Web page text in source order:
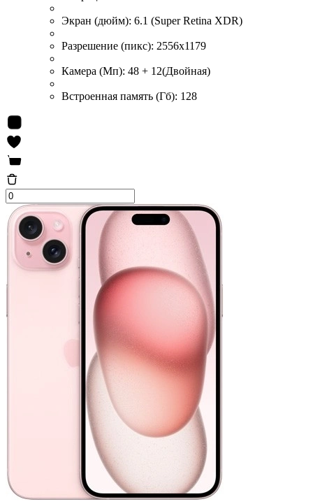
Экран (дюйм): 6.1 (Super Retina XDR)
Разрешение (пикс): 2556x1179
Камера (Мп): 48 + 12(Двойная)
Встроенная память (Гб): 128